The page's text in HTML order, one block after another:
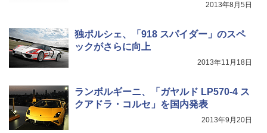
2013年8月5日
独ポルシェ、「918 スパイダー」のスペ
ックがさらに向上
2013年11月18日
ランボルギーニ、「ガヤルド LP570-4 ス
クアドラ・コルセ」を国内発表
2013年9月20日